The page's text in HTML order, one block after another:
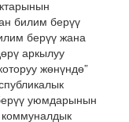
билим берүү
берүү жана
аркылуу
жөнүндө”
уюмдарынын